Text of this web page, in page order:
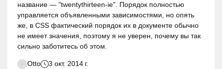
название — "twentythirteen-ie". Порядок полностью
управляется объявленными зависимостями, но опять
же, в CSS фактический порядок их в документе обычно
не имеет значения, поэтому я не уверен, почему вы так
сильно заботитесь об этом.
Otto 3 окт. 2014 г.